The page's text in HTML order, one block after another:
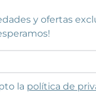
y ofertas
condiciones
la política de